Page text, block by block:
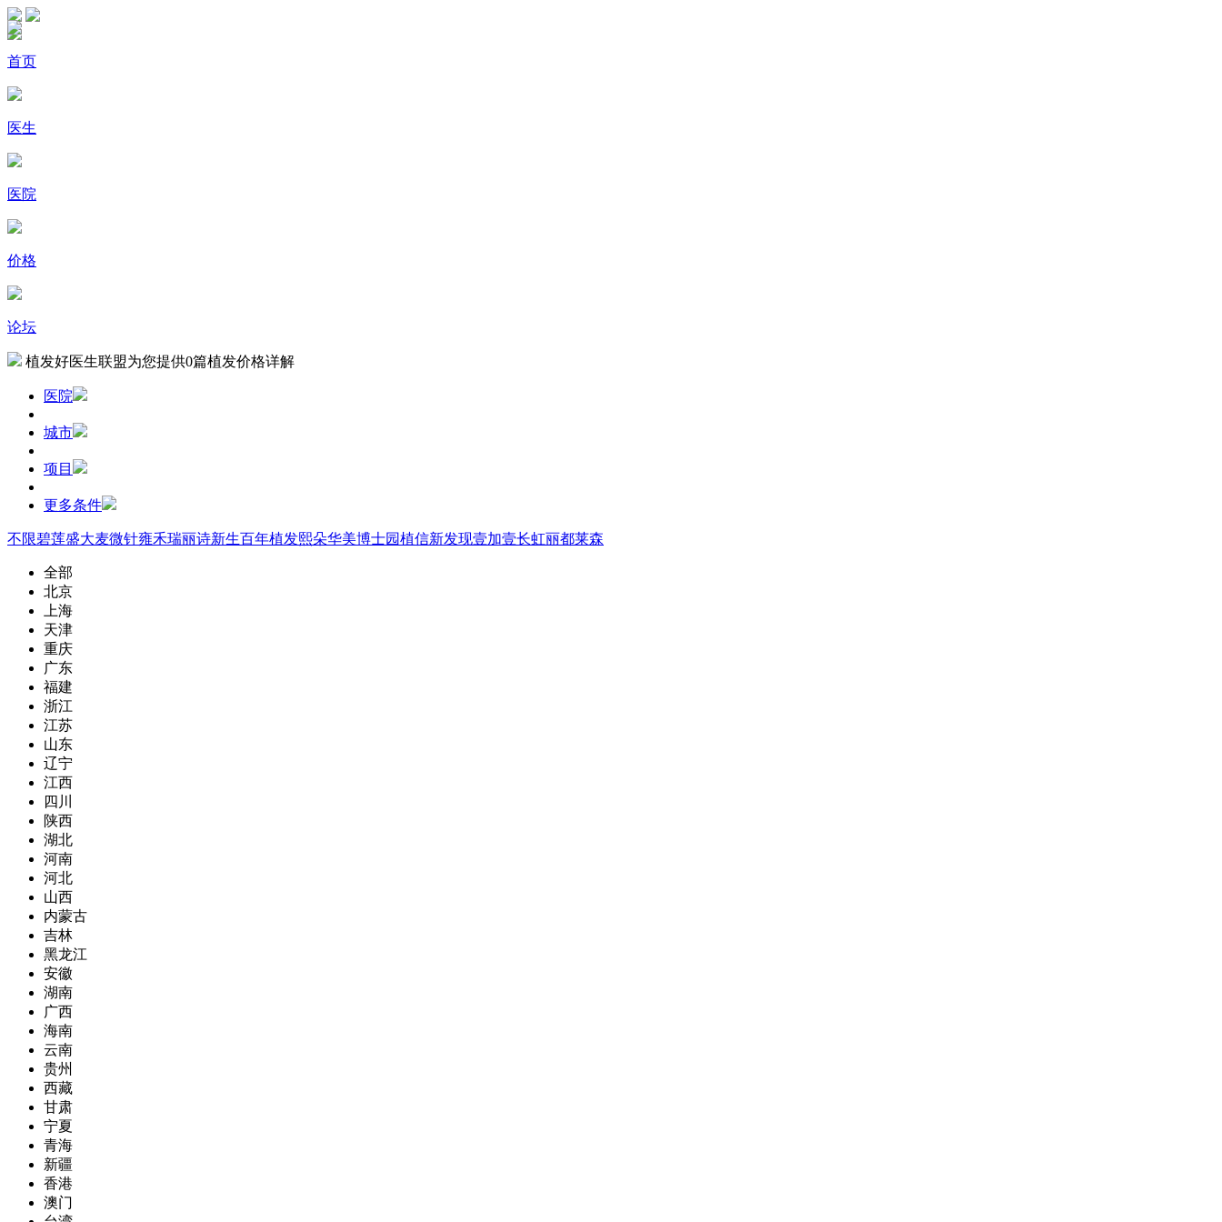
首页
医生
医院
价格
论坛
植发好医生联盟为您提供0篇植发价格详解
医院
城市
项目
更多条件
不限碧莲盛大麦微针雍禾瑞丽诗新生百年植发熙朵华美博士园植信新发现壹加壹长虹丽都莱森
全部
北京
上海
天津
重庆
广东
福建
浙江
江苏
山东
辽宁
江西
四川
陕西
湖北
河南
河北
山西
内蒙古
吉林
黑龙江
安徽
湖南
广西
海南
云南
贵州
西藏
甘肃
宁夏
青海
新疆
香港
澳门